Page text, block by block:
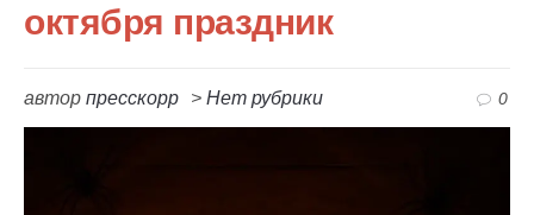
октября праздник
автор пресскорр > Нет рубрики 0